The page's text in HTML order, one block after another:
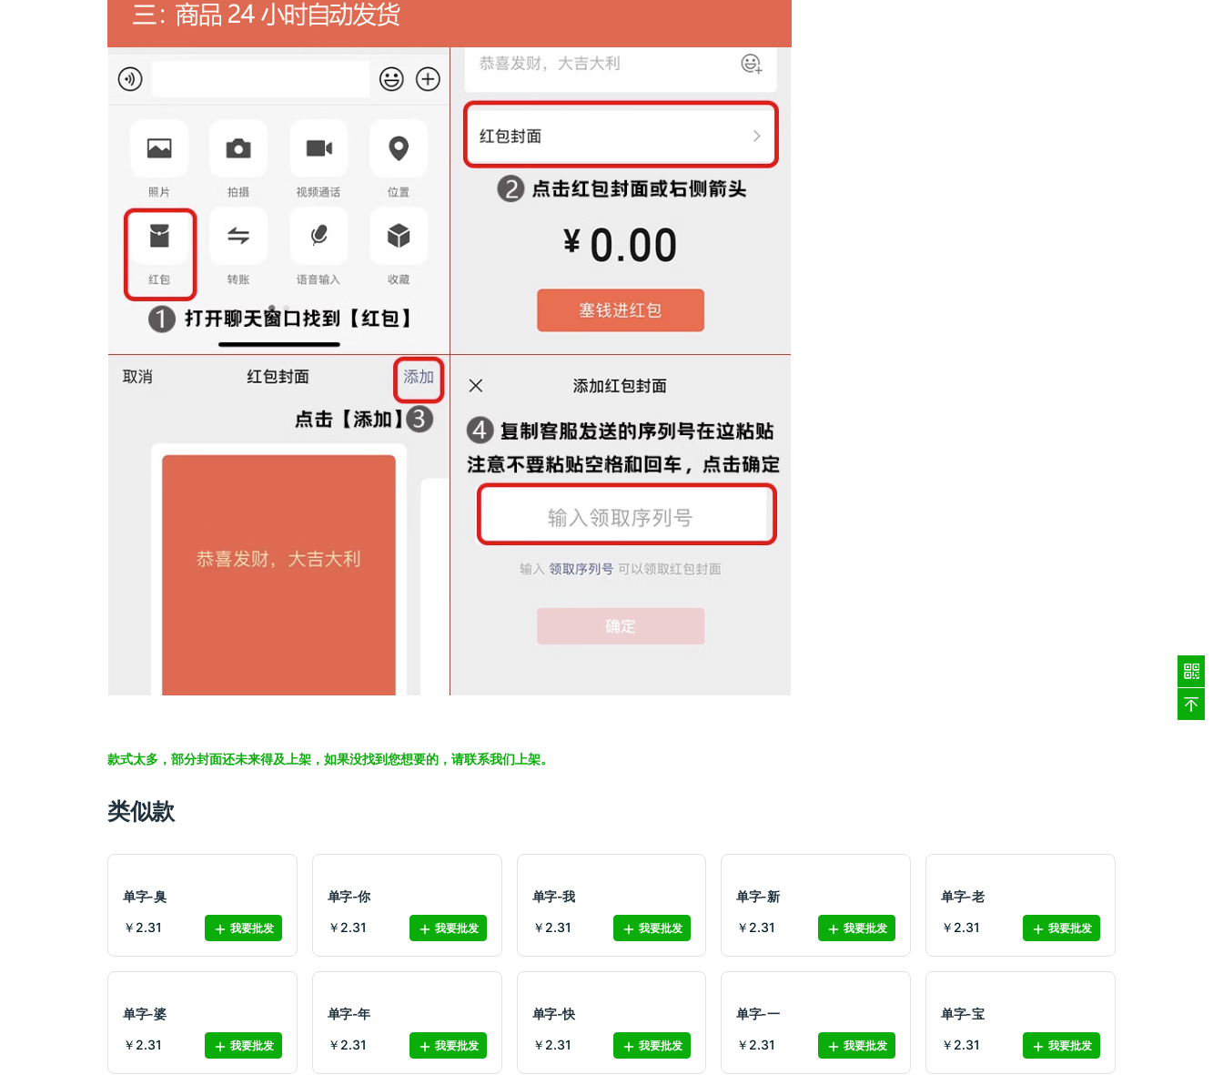
款式太多，部分封面还未来得及上架，如果没找到您想要的，请联系我们上架。
类似款
单字-臭
￥2.31 我要批发
单字-你
￥2.31 我要批发
单字-我
￥2.31 我要批发
单字-新
￥2.31 我要批发
单字-老
￥2.31 我要批发
单字-婆
￥2.31 我要批发
单字-年
￥2.31 我要批发
单字-快
￥2.31 我要批发
单字-一
￥2.31 我要批发
单字-宝
￥2.31 我要批发